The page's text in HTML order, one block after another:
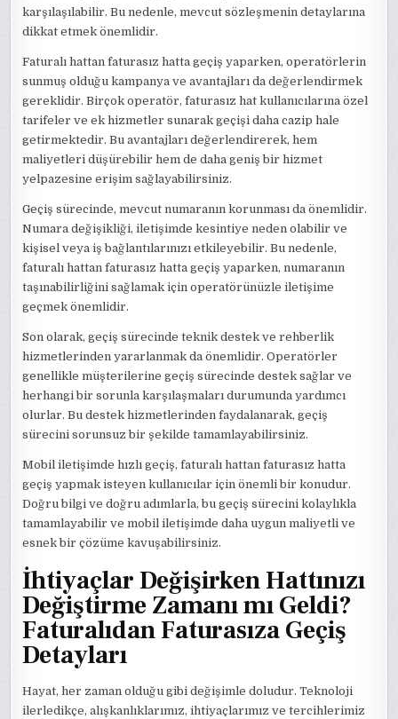
karşılaşılabilir. Bu nedenle, mevcut sözleşmenin detaylarına
dikkat etmek önemlidir.
Faturalı hattan faturasız hatta geçiş yaparken, operatörlerin
sunmuş olduğu kampanya ve avantajları da değerlendirmek
gereklidir. Birçok operatör, faturasız hat kullanıcılarına özel
tarifeler ve ek hizmetler sunarak geçişi daha cazip hale
getirmektedir. Bu avantajları değerlendirerek, hem
maliyetleri düşürebilir hem de daha geniş bir hizmet
yelpazesine erişim sağlayabilirsiniz.
Geçiş sürecinde, mevcut numaranın korunması da önemlidir.
Numara değişikliği, iletişimde kesintiye neden olabilir ve
kişisel veya iş bağlantılarınızı etkileyebilir. Bu nedenle,
faturalı hattan faturasız hatta geçiş yaparken, numaranın
taşınabilirliğini sağlamak için operatörünüzle iletişime
geçmek önemlidir.
Son olarak, geçiş sürecinde teknik destek ve rehberlik
hizmetlerinden yararlanmak da önemlidir. Operatörler
genellikle müşterilerine geçiş sürecinde destek sağlar ve
herhangi bir sorunla karşılaşmaları durumunda yardımcı
olurlar. Bu destek hizmetlerinden faydalanarak, geçiş
sürecini sorunsuz bir şekilde tamamlayabilirsiniz.
Mobil iletişimde hızlı geçiş, faturalı hattan faturasız hatta
geçiş yapmak isteyen kullanıcılar için önemli bir konudur.
Doğru bilgi ve doğru adımlarla, bu geçiş sürecini kolaylıkla
tamamlayabilir ve mobil iletişimde daha uygun maliyetli ve
esnek bir çözüme kavuşabilirsiniz.
İhtiyaçlar Değişirken Hattınızı
Değiştirme Zamanı mı Geldi?
Faturalıdan Faturasıza Geçiş
Detayları
Hayat, her zaman olduğu gibi değişimle doludur. Teknoloji
ilerledikçe, alışkanlıklarımız, ihtiyaçlarımız ve tercihlerimiz